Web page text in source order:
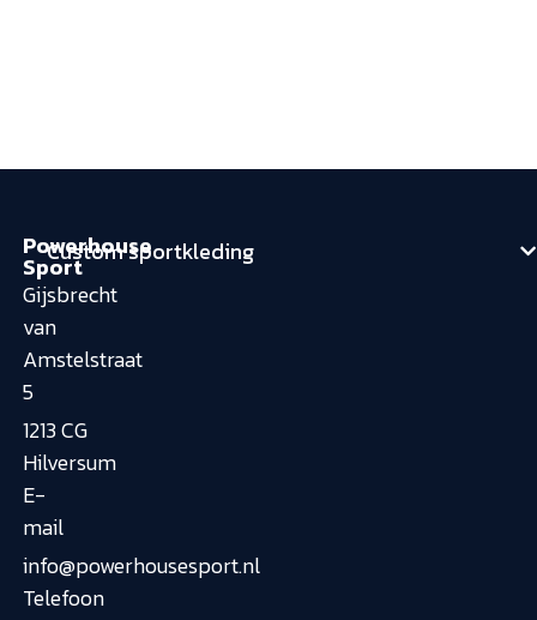
Powerhouse
Sport
Gijsbrecht
van
Amstelstraat
5
1213 CG
Hilversum
E-
mail
info@powerhousesport.nl
Telefoon
Custom sportkleding